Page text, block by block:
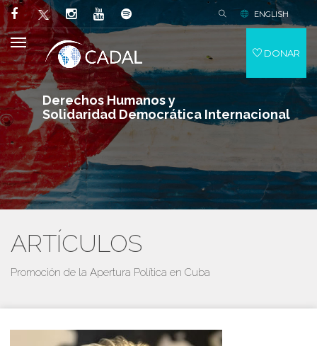
Derechos Humanos y
Solidaridad Democrática Internacional
ENGLISH
DONAR
ARTÍCULOS
Promoción de la Apertura Política en Cuba